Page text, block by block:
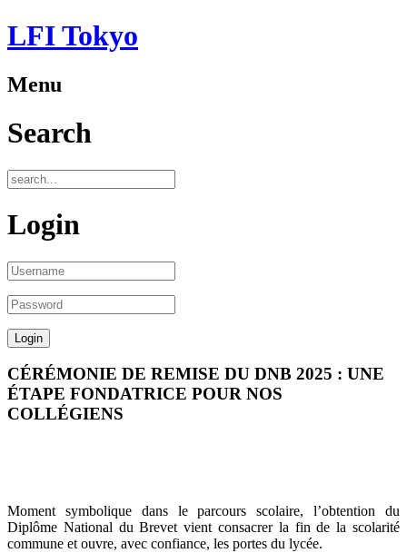
LFI Tokyo
Menu
Search
Login
CÉRÉMONIE DE REMISE DU DNB 2025 : UNE
ÉTAPE FONDATRICE POUR NOS
COLLÉGIENS
Moment symbolique dans le parcours scolaire, l’obtention du
Diplôme National du Brevet vient consacrer la fin de la scolarité
commune et ouvre, avec confiance, les portes du lycée.